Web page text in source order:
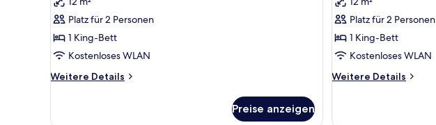
für
1
KING
BED
DELUXE
anzeigen
Platz für 2 Personen
1 King-Bett
Kostenloses WLAN
Weitere Details
Weitere
Preise anzeigen
für
1
KING
BED
anzeigen
Platz für 2 Personen
1 King-Bett
Kostenloses WLAN
Weitere Details
Weitere